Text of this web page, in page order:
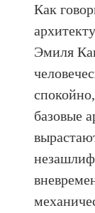
Как
Эмиля
базовые